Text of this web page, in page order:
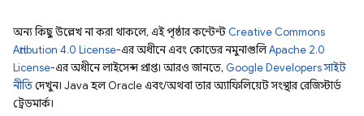
অন্য কিছু উল্লেখ না করা থাকলে, এই পৃষ্ঠার কন্টেন্ট Creative Commons
Attribution 4.0 License-এর অধীনে এবং কোডের নমুনাগুলিApache 2.0
License-এর অধীনে লাইসেন্স প্রাপ্ত। আরও জানতে, Google Developers সাইট
নীতিদেখুন। Java হল Oracle এবং/অথবা তার অ্যাফিলিয়েট সংস্থার রেজিস্টার্ড
ট্রেডমার্ক।